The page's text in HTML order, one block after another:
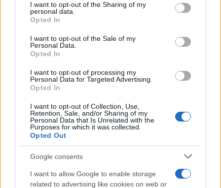
not limited to your visit or usage behaviour. You may click to
grant or deny consent to Google and its third-party tags to
use your data for below specified purposes in below Google
consent section.
I want to opt-out of the Sharing of my
personal data.
Opted In
I want to opt-out of the Sale of my
Personal Data.
Opted In
I want to opt-out of processing my
Personal Data for Targeted Advertising.
Opted In
I want to opt-out of Collection, Use,
Retention, Sale, and/or Sharing of my
Personal Data that Is Unrelated with the
Purposes for which it was collected.
Opted Out
Google consents
I want to allow Google to enable storage
related to advertising like cookies on web or
Read what caused the plunge at DailyMail.com.#news #airport
#tokyo
Σημειώνεται ότι στο αεροσκάφος
επέβαιναν 191